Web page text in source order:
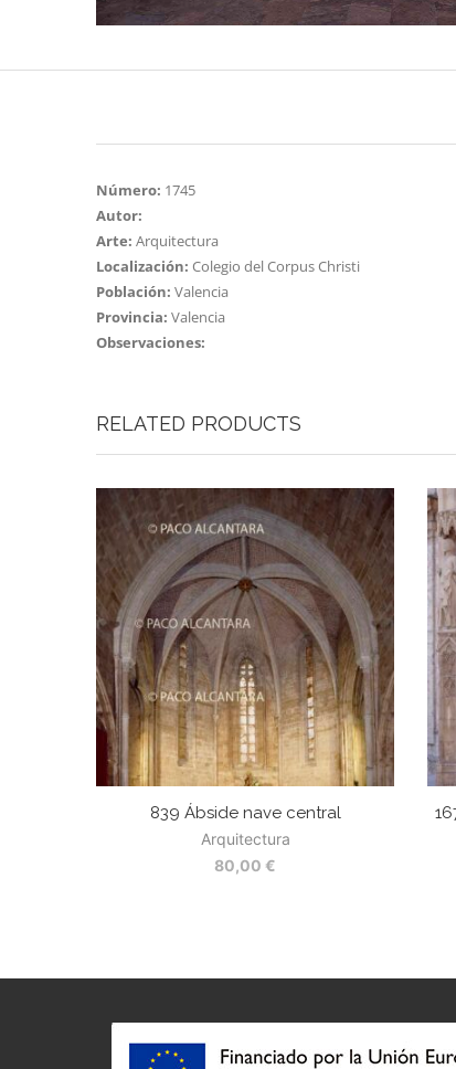
Número: 1745
Autor:
Arte: Arquitectura
Localización: Colegio del Corpus Christi
Población: Valencia
Provincia: Valencia
Observaciones:
RELATED PRODUCTS
839 Ábside nave central
Arquitectura
80,00 €